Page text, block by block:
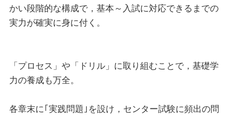
かい段階的な構成で，基本～入試に対応できるまでの
実力が確実に身に付く。
「プロセス」や「ドリル」に取り組むことで，基礎学
力の養成も万全。
各章末に｢実践問題｣を設け，センター試験に頻出の問